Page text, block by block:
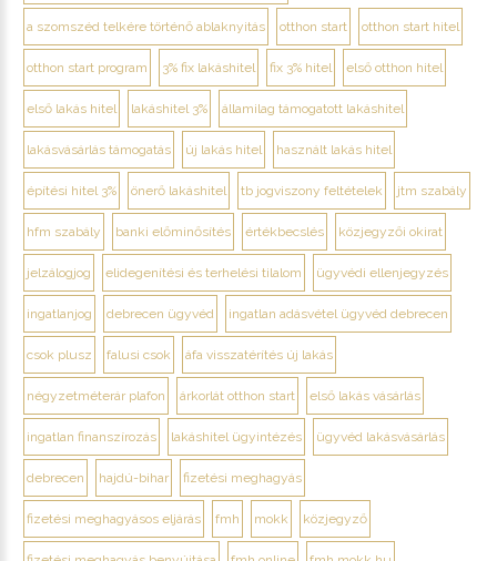
a szomszéd telkére történő ablaknyitás otthon start otthon start hitel
otthon start program 3% fix lakáshitel fix 3% hitel első otthon hitel
első lakás hitel lakáshitel 3% államilag támogatott lakáshitel
lakásvásárlás támogatás új lakás hitel használt lakás hitel
építési hitel 3% önerő lakáshitel tb jogviszony feltételek jtm szabály
hfm szabály banki előminősítés értékbecslés közjegyzői okirat
jelzálogjog elidegenítési és terhelési tilalom ügyvédi ellenjegyzés
ingatlanjog debrecen ügyvéd ingatlan adásvétel ügyvéd debrecen
csok plusz falusi csok áfa visszatérítés új lakás
négyzetméterár plafon árkorlát otthon start első lakás vásárlás
ingatlan finanszírozás lakáshitel ügyintézés ügyvéd lakásvásárlás
debrecen hajdú-bihar fizetési meghagyás
fizetési meghagyásos eljárás fmh mokk közjegyző